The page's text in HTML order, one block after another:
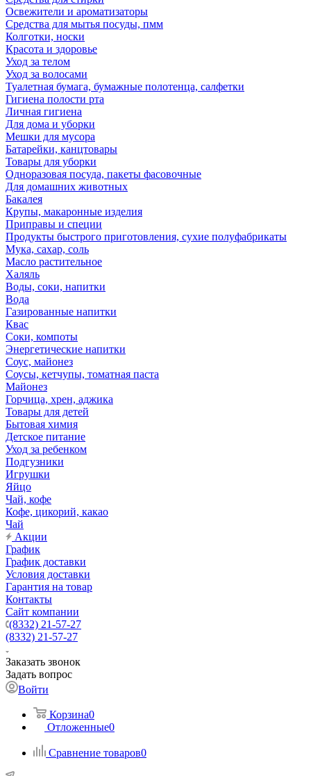
Освежители и ароматизаторы
Средства для мытья посуды, пмм
Колготки, носки
Красота и здоровье
Уход за телом
Уход за волосами
Туалетная бумага, бумажные полотенца, салфетки
Гигиена полости рта
Личная гигиена
Для дома и уборки
Мешки для мусора
Батарейки, канцтовары
Товары для уборки
Одноразовая посуда, пакеты фасовочные
Для домашних животных
Бакалея
Крупы, макаронные изделия
Приправы и специи
Продукты быстрого приготовления, сухие полуфабрикаты
Мука, сахар, соль
Масло растительное
Халяль
Воды, соки, напитки
Вода
Газированные напитки
Квас
Соки, компоты
Энергетические напитки
Соус, майонез
Соусы, кетчупы, томатная паста
Майонез
Горчица, хрен, аджика
Товары для детей
Бытовая химия
Детское питание
Уход за ребенком
Подгузники
Игрушки
Яйцо
Чай, кофе
Кофе, цикорий, какао
Чай
Акции
График
График доставки
Условия доставки
Гарантия на товар
Контакты
Сайт компании
(8332) 21-57-27
(8332) 21-57-27
Заказать звонок
Задать вопрос
Войти
Корзина0
Отложенные0
Сравнение товаров0